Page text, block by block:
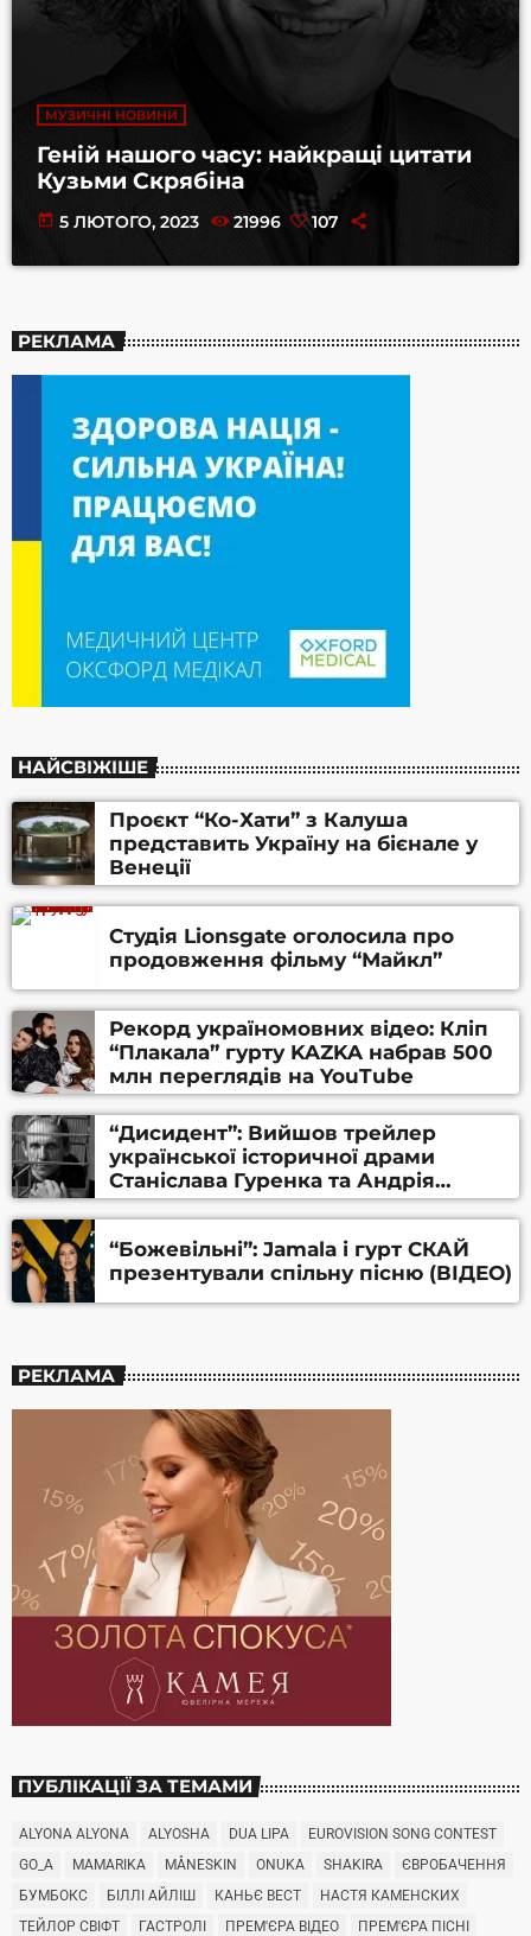
МУЗИЧНІ НОВИНИ
Геній нашого часу: найкращі цитати
Кузьми Скрябіна
today 5 ЛЮТОГО, 2023 21996 107
РЕКЛАМА
НАЙСВІЖІШЕ
Проєкт “Ко-Хати” з Калуша
представить Україну на бієнале у
Венеції
Студія Lionsgate оголосила про
продовження фільму “Майкл”
Рекорд україномовних відео: Кліп
“Плакала” гурту KAZKA набрав 500
млн переглядів на YouTube
“Дисидент”: Вийшов трейлер
української історичної драми
Станіслава Гуренка та Андрія
Алфьорова (ВІДЕО)
“Божевільні”: Jamala і гурт СКАЙ
презентували спільну пісню (ВІДЕО)
РЕКЛАМА
ПУБЛІКАЦІЇ ЗА ТЕМАМИ
ALYONA ALYONA ALYOSHA DUA LIPA
EUROVISION SONG CONTEST
GO_A
MAMARIKA MÅNESKIN ONUKA SHAKIRA
ЄВРОБАЧЕННЯ
БУМБОКС
БІЛЛІ АЙЛІШ КАНЬЄ ВЕСТ
НАСТЯ КАМЕНСКИХ
ТЕЙЛОР СВІФТ
ГАСТРОЛІ ПРЕМ'ЄРА ВІДЕО
ПРЕМ'ЄРА ПІСНІ